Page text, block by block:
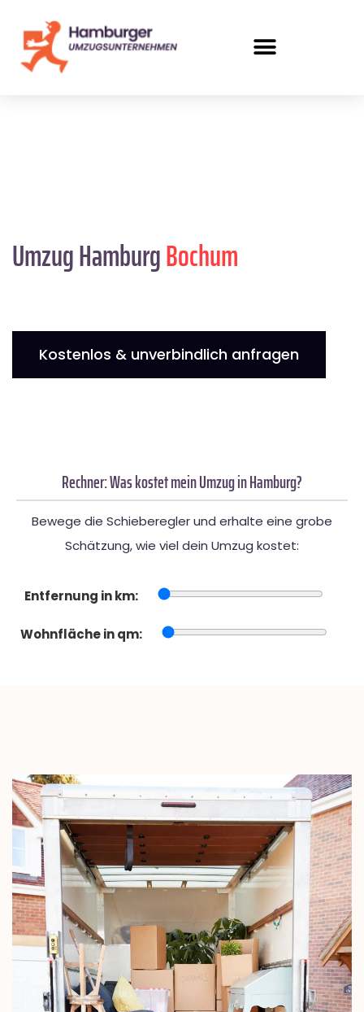
Umzug HamburgBochum
Kostenlos & unverbindlich anfragen
Rechner: Was kostet mein Umzug in Hamburg?
Bewege die Schieberegler und erhalte eine grobe
Schätzung, wie viel dein Umzug kostet:
Entfernung in km:
Wohnfläche in qm: